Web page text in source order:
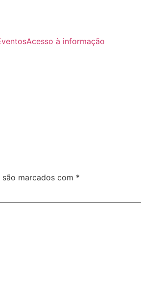
Acesso à informação
marcados com *